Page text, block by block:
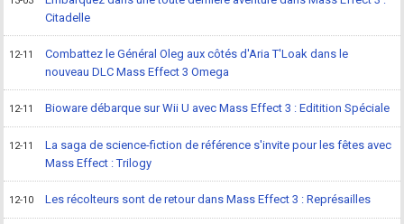
Citadelle
12-11
Combattez le Général Oleg aux côtés d'Aria T'Loak dans le
nouveau DLC Mass Effect 3 Omega
12-11 Bioware débarque sur Wii U avec Mass Effect 3 : Editition Spéciale
12-11
La saga de science-fiction de référence s'invite pour les fêtes avec
Mass Effect : Trilogy
12-10 Les récolteurs sont de retour dans Mass Effect 3 : Représailles